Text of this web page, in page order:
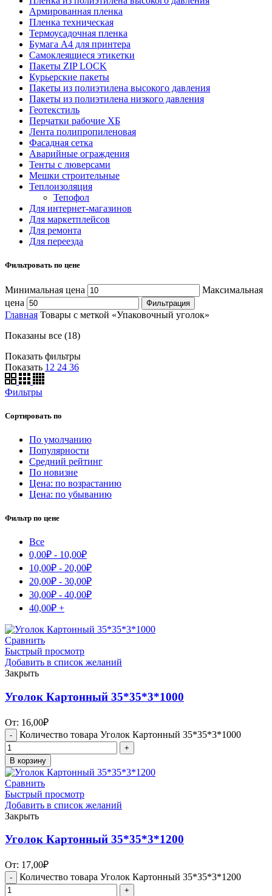
Армированная пленка
Пленка техническая
Термоусадочная пленка
Бумага А4 для принтера
Самоклеящиеся этикетки
Пакеты ZIP LOCK
Курьерские пакеты
Пакеты из полиэтилена высокого давления
Пакеты из полиэтилена низкого давления
Геотекстиль
Перчатки рабочие ХБ
Лента полипропиленовая
Фасадная сетка
Аварийные ограждения
Тенты с люверсами
Мешки строительные
Теплоизоляция
Тепофол
Для интернет-магазинов
Для маркетплейсов
Для ремонта
Для переезда
Фильтровать по цене
Минимальная цена
Максимальная
цена
Фильтрация
Главная Товары с меткой «Упаковочный уголок»
Показаны все (18)
Показать фильтры
Показать 12 24 36
Фильтры
Сортировать по
По умолчанию
Популярности
Средний рейтинг
По новизне
Цена: по возрастанию
Цена: по убыванию
Фильтр по цене
Все
0,00₽ - 10,00₽
10,00₽ - 20,00₽
20,00₽ - 30,00₽
30,00₽ - 40,00₽
40,00₽ +
Сравнить
Быстрый просмотр
Добавить в список желаний
Закрыть
Уголок Картонный 35*35*3*1000
От: 16,00₽
Количество товара Уголок Картонный 35*35*3*1000
В корзину
Сравнить
Быстрый просмотр
Добавить в список желаний
Закрыть
Уголок Картонный 35*35*3*1200
От: 17,00₽
Количество товара Уголок Картонный 35*35*3*1200